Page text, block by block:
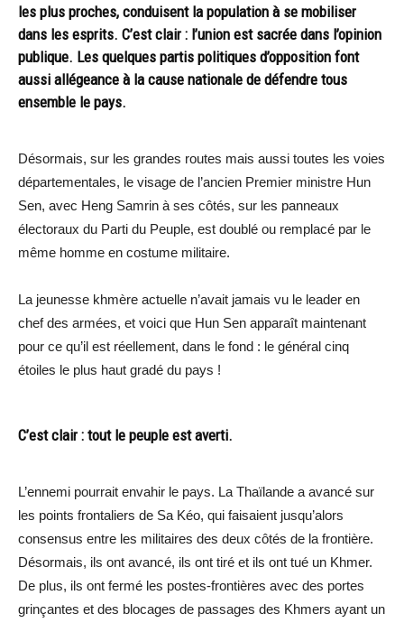
les plus proches, conduisent la population à se mobiliser
dans les esprits. C’est clair : l’union est sacrée dans l’opinion
publique. Les quelques partis politiques d’opposition font
aussi allégeance à la cause nationale de défendre tous
ensemble le pays.
Désormais, sur les grandes routes mais aussi toutes les voies
départementales, le visage de l’ancien Premier ministre Hun
Sen, avec Heng Samrin à ses côtés, sur les panneaux
électoraux du Parti du Peuple, est doublé ou remplacé par le
même homme en costume militaire.
La jeunesse khmère actuelle n’avait jamais vu le leader en
chef des armées, et voici que Hun Sen apparaît maintenant
pour ce qu’il est réellement, dans le fond : le général cinq
étoiles le plus haut gradé du pays !
C’est clair : tout le peuple est averti.
L’ennemi pourrait envahir le pays. La Thaïlande a avancé sur
les points frontaliers de Sa Kéo, qui faisaient jusqu’alors
consensus entre les militaires des deux côtés de la frontière.
Désormais, ils ont avancé, ils ont tiré et ils ont tué un Khmer.
De plus, ils ont fermé les postes-frontières avec des portes
grinçantes et des blocages de passages des Khmers ayant un